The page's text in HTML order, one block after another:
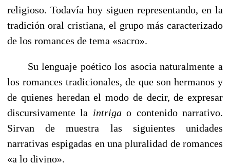
religioso. Todavía hoy siguen representando, en la
tradición oral cristiana, el grupo más caracterizado
de los romances de tema «sacro».
Su lenguaje poético los asocia naturalmente a
los romances tradicionales, de que son hermanos y
de quienes heredan el modo de decir, de expresar
discursivamente la intrigao contenido narrativo.
Sirvan de muestra las siguientes unidades
narrativas espigadas en una pluralidad de romances
«a lo divino».